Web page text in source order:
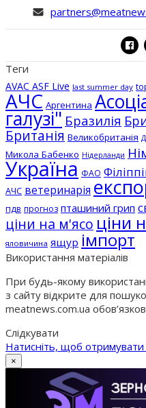
Теги
AVAC ASF Live last summer day
АЧС Аргентина
галузі" Бразилія
Британія Великобританія
Микола Бабенко Нідерланди
Україна ФАО
АЧС ветеринарія
пдв прогноз пташиний грип
ціни на м'ясо ціни
яловичина ящур імпорт
Використання матеріалів
При будь-якому
з сайту відкрите для
meatnews.com.ua
Слідкувати
Натисніть, щоб
×